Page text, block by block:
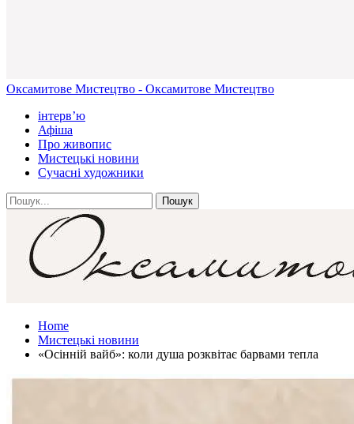
Оксамитове Мистецтво - Оксамитове Мистецтво
інтерв’ю
Афіша
Про живопис
Мистецькі новини
Сучасні художники
Home
Мистецькі новини
«Осінній вайб»: коли душа розквітає барвами тепла